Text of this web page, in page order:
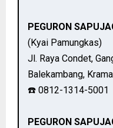
PEGURON
(Kyai Pamungkas)
Jl. Raya Condet,
Balekambang,
☎️ 0812-1314-5001
PEGURON